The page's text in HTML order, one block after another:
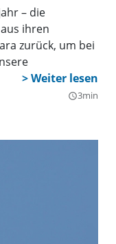
– die
ihren
zurück, um bei
query_builder3min